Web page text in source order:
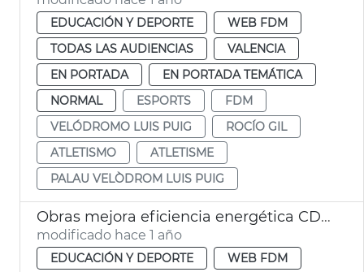
EDUCACIÓN Y DEPORTE
WEB FDM
TODAS LAS AUDIENCIAS
VALENCIA
EN PORTADA
EN PORTADA TEMÁTICA
NORMAL
ESPORTS
FDM
VELÓDROMO LUIS PUIG
ROCÍO GIL
ATLETISMO
ATLETISME
PALAU VELÒDROM LUIS PUIG
Obras mejora eficiencia energética CDT València
modificado hace 1 año
EDUCACIÓN Y DEPORTE
WEB FDM